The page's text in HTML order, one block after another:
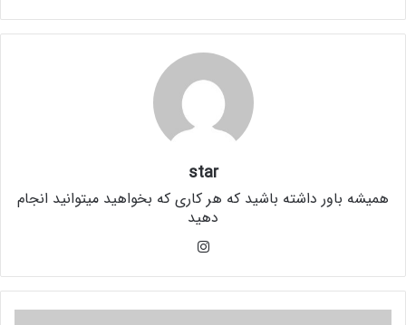
star
همیشه باور داشته باشید که هر کاری که بخواهید میتوانید انجام
دهید